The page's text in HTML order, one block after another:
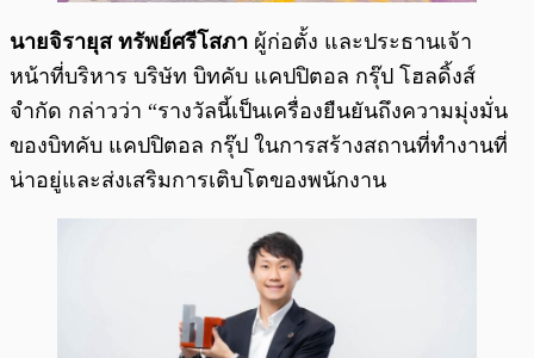
นายจิรายุส ทรัพย์ศรีโสภา ผู้ก่อตั้ง และประธานเจ้า
หน้าที่บริหาร บริษัท บิทคับ แคปปิตอล กรุ๊ป​ โฮลดิ้งส์
จำกัด กล่าวว่า “รางวัลนี้เป็นเครื่องยืนยันถึงความมุ่งมั่น
ของบิทคับ แคปปิตอล กรุ๊ป ในการสร้างสถานที่ทำงานที่
น่าอยู่และส่งเสริมการเติบโตของพนักงาน